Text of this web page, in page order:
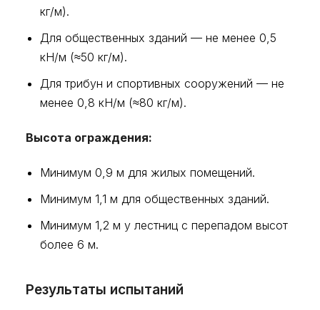
кг/м).
Для общественных зданий — не менее 0,5
кН/м (≈50 кг/м).
Для трибун и спортивных сооружений — не
менее 0,8 кН/м (≈80 кг/м).
Высота ограждения:
Минимум 0,9 м для жилых помещений.
Минимум 1,1 м для общественных зданий.
Минимум 1,2 м у лестниц с перепадом высот
более 6 м.
Результаты испытаний